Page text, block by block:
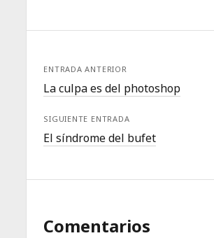
ENTRADA ANTERIOR
La culpa es del photoshop
SIGUIENTE ENTRADA
El síndrome del bufet
Comentarios